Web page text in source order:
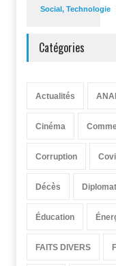
Social, Technologie
Catégories
Actualités
Cinéma
Corruption
Décès
Éducation
FAITS DIVERS